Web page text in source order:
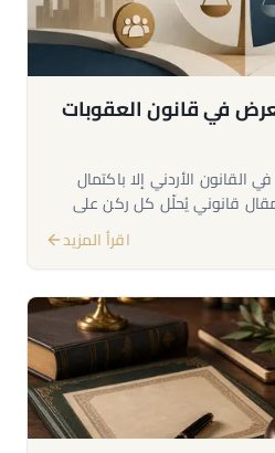
في قانون العقوبات
الأردني إلا باكتمال
قانوني يُحلّل كل ركن على
الخاصة بالقاصرين، وأثر
اقرأ المزيد